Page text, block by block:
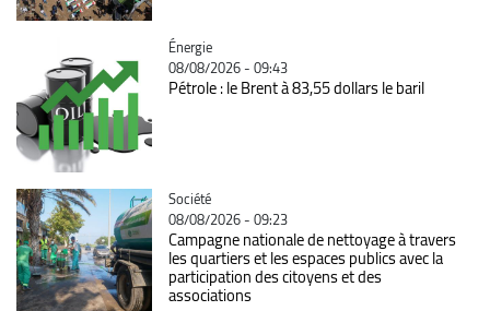
Catégorie
Énergie
08/08/2026 - 09:43
Pétrole : le Brent à 83,55 dollars le baril
Catégorie
Société
08/08/2026 - 09:23
Campagne nationale de nettoyage à travers
les quartiers et les espaces publics avec la
participation des citoyens et des
associations